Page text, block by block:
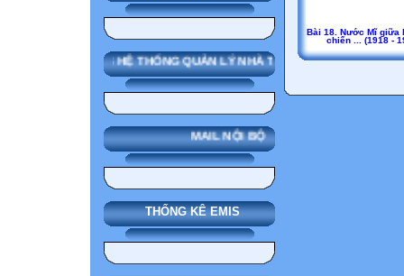
SMAS HỆ THỐNG QUẢN LÝ NHÀ TRƯỜNG
MAIL NỘI BỘ
THỐNG KÊ EMIS
Bài 18. Nước Mĩ giữa
chiến ... (1918 -